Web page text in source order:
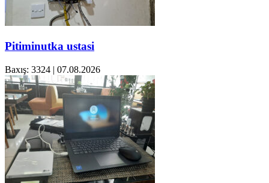
Pitiminutka ustasi
Baxış: 3324 | 07.08.2026